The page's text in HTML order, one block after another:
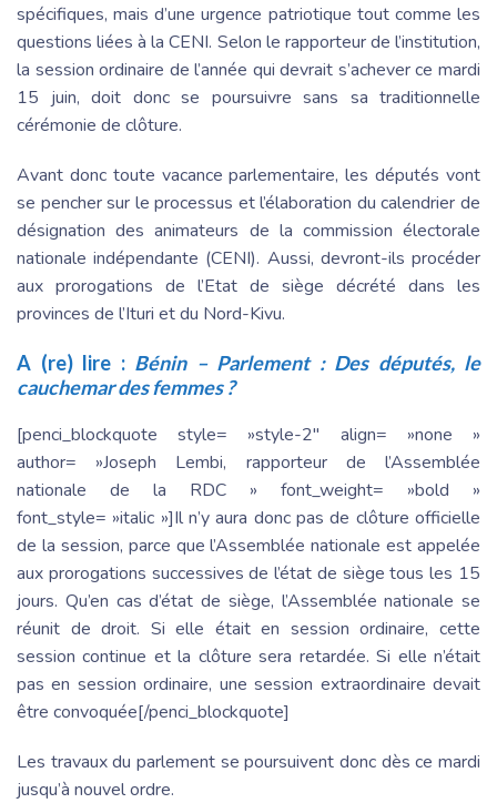
spécifiques, mais d’une urgence patriotique tout comme les
questions liées à la CENI. Selon le rapporteur de l’institution,
la session ordinaire de l’année qui devrait s’achever ce mardi
15 juin, doit donc se poursuivre sans sa traditionnelle
cérémonie de clôture.
Avant donc toute vacance parlementaire, les députés vont
se pencher sur le processus et l’élaboration du calendrier de
désignation des animateurs de la commission électorale
nationale indépendante (CENI). Aussi, devront-ils procéder
aux prorogations de l’Etat de siège décrété dans les
provinces de l’Ituri et du Nord-Kivu.
A (re) lire : Bénin – Parlement : Des députés, le
cauchemar des femmes ?
[penci_blockquote style= »style-2″ align= »none »
author= »Joseph Lembi, rapporteur de l’Assemblée
nationale de la RDC » font_weight= »bold »
font_style= »italic »]Il n’y aura donc pas de clôture officielle
de la session, parce que l’Assemblée nationale est appelée
aux prorogations successives de l’état de siège tous les 15
jours. Qu’en cas d’état de siège, l’Assemblée nationale se
réunit de droit. Si elle était en session ordinaire, cette
session continue et la clôture sera retardée. Si elle n’était
pas en session ordinaire, une session extraordinaire devait
être convoquée[/penci_blockquote]
Les travaux du parlement se poursuivent donc dès ce mardi
jusqu’à nouvel ordre.